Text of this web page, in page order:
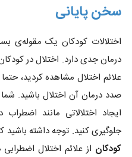
سخن پایانی
اختلالات کودکان یک مقوله‌ی
درمان جدی دارد. اختلال در
علائم اختلال مشاهده کردید،
صدد درمان آن اختلال باشید. شما
ایجاد اختلالاتی مانند
جلوگیری کنید. توجه داشته باشید
کودکان از علائم اختلال